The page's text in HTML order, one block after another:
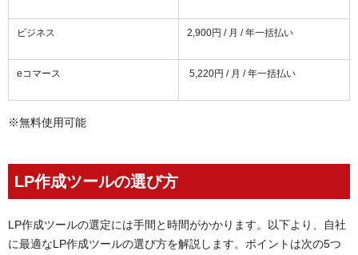
ビジネス 2,900円 / 月 / 年一括払い
eコマース 5,220円 / 月 / 年一括払い
※無料使用可能
LP作成ツールの選び方
LP作成ツールの選定には手間と時間がかかります。以下より、自社
に最適なLP作成ツールの選び方を解説します。ポイントは次の5つ